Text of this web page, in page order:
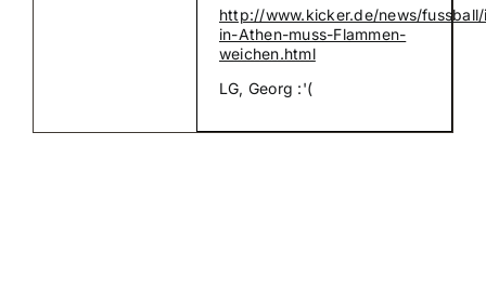
http://www.kicker.de/news/
in-Athen-muss-Flammen-
weichen.html
LG, Georg :'(